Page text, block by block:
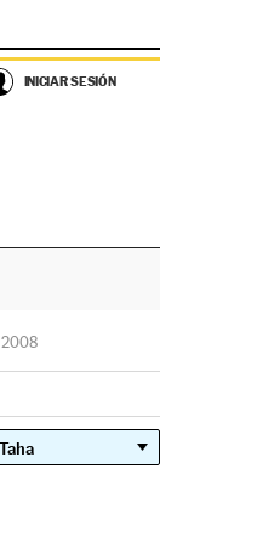
INICIAR SESIÓN
2008